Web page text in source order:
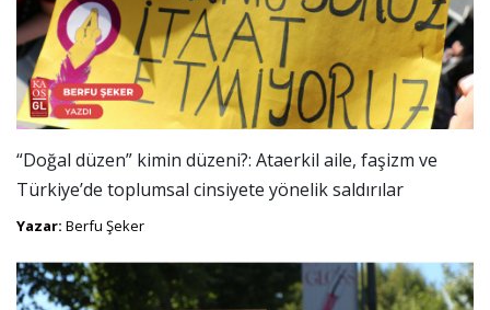
“Doğal düzen” kimin düzeni?: Ataerkil aile, faşizm ve
Türkiye’de toplumsal cinsiyete yönelik saldırılar
Yazar: Berfu Şeker